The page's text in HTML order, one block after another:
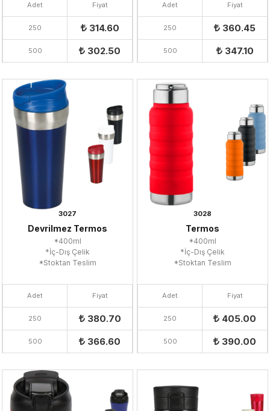
Adet Fiyat
250 314.60
500 302.50
Adet Fiyat
250 360.45
500 347.10
3027
Devrilmez Termos
*400ml
*İç-Dış Çelik
*Stoktan Teslim
Adet Fiyat
250 380.70
500 366.60
3028
Termos
*400ml
*İç-Dış Çelik
*Stoktan Teslim
Adet Fiyat
250 405.00
500 390.00